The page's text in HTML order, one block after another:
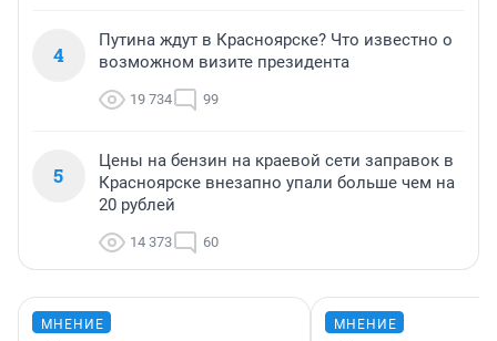
4
Путина ждут в Красноярске? Что известно о
возможном визите президента
19 734 99
5
Цены на бензин на краевой сети заправок в
Красноярске внезапно упали больше чем на
20 рублей
14 373 60
МНЕНИЕ МНЕНИЕ